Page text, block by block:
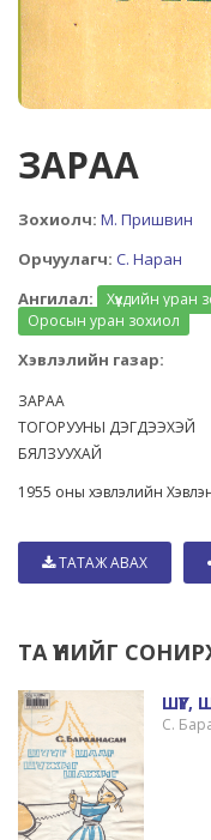
ЗАРАА
Зохиолч: М. Пришвин
Орчуулагч: С. Наран
Ангилал:
Хүүхдийн уран
Оросын уран зохиол
Хэвлэлийн газар:
ЗАРАА
ТОГОРУУНЫ ДЭГДЭЭХЭЙ
БЯЛЗУУХАЙ
1955 оны хэвлэлийн
ТАТАЖ АВАХ
ТА ҮҮНИЙГ
С.